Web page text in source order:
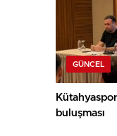
GÜNCEL
buluşması